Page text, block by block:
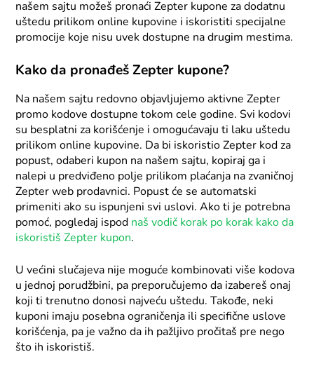
našem sajtu možeš pronaći Zepter kupone za dodatnu
uštedu prilikom online kupovine i iskoristiti specijalne
promocije koje nisu uvek dostupne na drugim mestima.
Kako da pronađeš Zepter kupone?
Na našem sajtu redovno objavljujemo aktivne Zepter
promo kodove dostupne tokom cele godine. Svi kodovi
su besplatni za korišćenje i omogućavaju ti laku uštedu
prilikom online kupovine. Da bi iskoristio Zepter kod za
popust, odaberi kupon na našem sajtu, kopiraj ga i
nalepi u predviđeno polje prilikom plaćanja na zvaničnoj
Zepter web prodavnici. Popust će se automatski
primeniti ako su ispunjeni svi uslovi. Ako ti je potrebna
pomoć, pogledaj ispod naš vodič korak po korak kako da
iskoristiš Zepter kupon.
U većini slučajeva nije moguće kombinovati više kodova
u jednoj porudžbini, pa preporučujemo da izabereš onaj
koji ti trenutno donosi najveću uštedu. Takođe, neki
kuponi imaju posebna ograničenja ili specifične uslove
korišćenja, pa je važno da ih pažljivo pročitaš pre nego
što ih iskoristiš.